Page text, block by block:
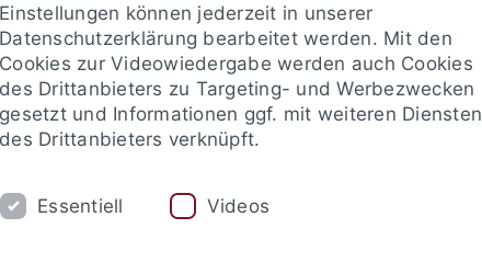
(TüSE)
FORSCHUNG INTERNATIONALISIERUNG
Einstellungen können jederzeit in unserer
Datenschutzerklärung bearbeitet werden. Mit den
Cookies zur Videowiedergabe werden auch Cookies
des Drittanbieters zu Targeting- und Werbezwecken
gesetzt und Informationen ggf. mit weiteren Diensten
des Drittanbieters verknüpft.
Essentiell Videos